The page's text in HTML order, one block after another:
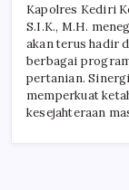
Kapolres Kediri
S.I.K., M.H.
akan terus hadir
berbagai
pertanian.
memperkuat
kesejahteraan